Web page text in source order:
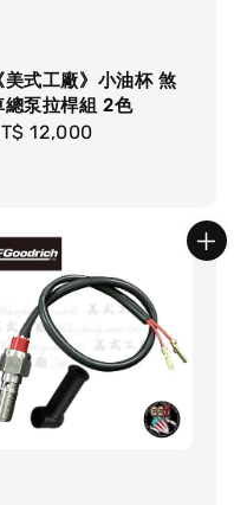
美式工廠》小油杯 煞
總泵拉桿組 2色
12,000